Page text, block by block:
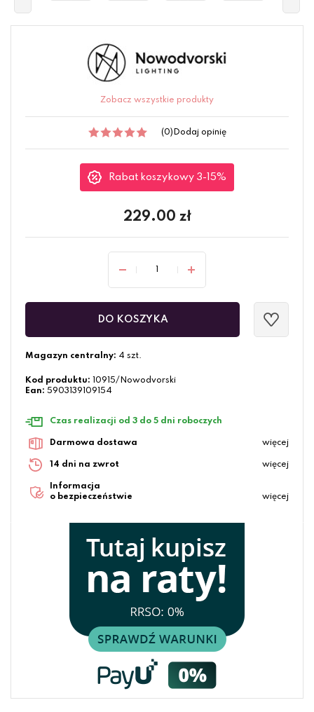
Zobacz wszystkie produkty
(0) Dodaj opinię
Rabat koszykowy 3-15%
229.00 zł
DO KOSZYKA
Magazyn centralny: 4 szt.
Kod produktu:
10915/Nowodvorski
Ean: 5903139109154
Czas realizacji od 3 do 5 dni roboczych
Darmowa dostawa więcej
14 dni na zwrot więcej
Informacja
o bezpieczeństwie
więcej